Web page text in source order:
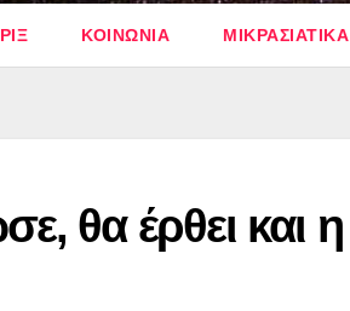
ΚΟΙΝΩΝΙΑ ΜΙΚΡΑΣΙΑΤΙΚΑ
θα έρθει και η